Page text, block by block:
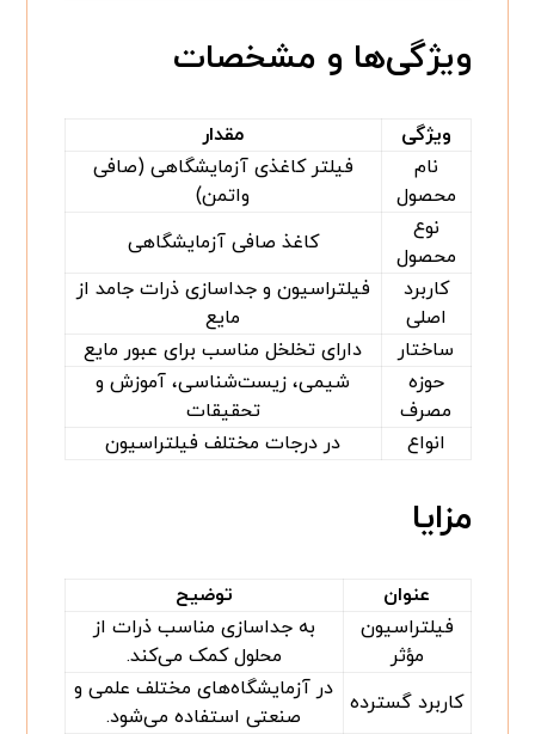
ویژگی‌ها و مشخصات
ویژگی
مقدار
نام
محصول
فیلتر کاغذی آزمایشگاهی (صافی
واتمن)
نوع
محصول
کاغذ صافی آزمایشگاهی
کاربرد
اصلی
فیلتراسیون و جداسازی ذرات جامد از
مایع
ساختار
دارای تخلخل مناسب برای عبور مایع
حوزه
مصرف
شیمی، زیست‌شناسی، آموزش و
تحقیقات
انواع
در درجات مختلف فیلتراسیون
مزایا
عنوان
توضیح
فیلتراسیون
مؤثر
به جداسازی مناسب ذرات از
محلول کمک می‌کند.
کاربرد گسترده
در آزمایشگاه‌های مختلف علمی و
صنعتی استفاده می‌شود.